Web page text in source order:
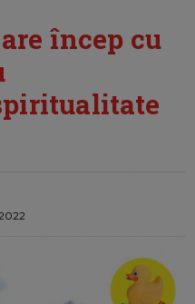
încep cu